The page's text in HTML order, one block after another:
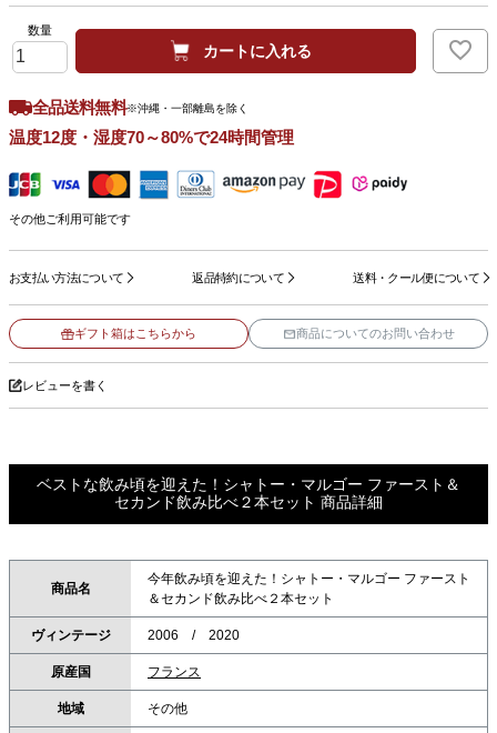
カートに入れる
全品送料無料※沖縄・一部離島を除く
温度12度・湿度70～80%で24時間管理
その他ご利用可能です
お支払い方法について 返品特約について 送料・クール便について
ギフト箱はこちらから 商品についてのお問い合わせ
レビューを書く
ベストな飲み頃を迎えた！シャトー・マルゴー ファースト＆
セカンド飲み比べ２本セット 商品詳細
商品名
今年飲み頃を迎えた！シャトー・マルゴー ファースト
＆セカンド飲み比べ２本セット
ヴィンテージ 2006 / 2020
原産国 フランス
地域 その他